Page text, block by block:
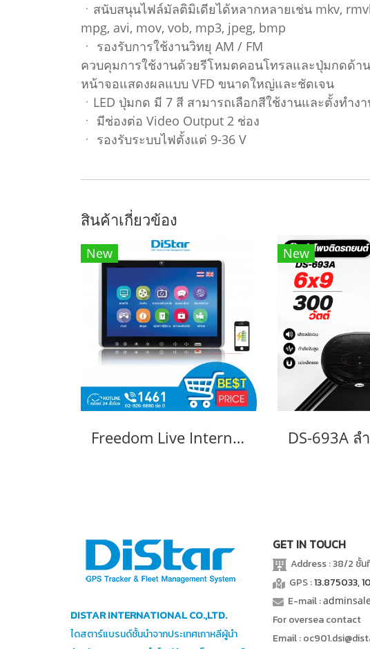
ㆍสนับสนุนไฟล์มัลติมิเดียได้หลากหลายเช่น mkv,
mpg, avi, mov, vob, mp3, jpeg, bmp
ㆍ รองรับการใช้งานวิทยุ AM / FM
ควบคุมการใช้งานด้วยรีโหมตคอนโทรลและปุ่มกดด้า
หน้าจอแสดงผลแบบ VFD ขนาดใหญ่และชัดเจน
ㆍLED ปุ่มกด มี 7 สี สามารถเลือกสีใช้งานและตั้งทำง
ㆍ มีช่องต่อ Video Output 2 ช่อง
ㆍ รองรับระบบไฟตั้งแต่ 9-36 V
สินค้าเกี่ยวข้อง
New
Freedom Live Internet-Multimedia On Demand รุ่น M-91MF
New
DISTAR INTERNATIONAL CO.,LTD.
ไดสตาร์แบรนด์ชั้นนำจากประเทศเกาหลีผู้นำ
GET IN TOUCH
Address : 38/2 ชั้น
GPS :13.875033,
E-mail :
For oversea contact
Email :